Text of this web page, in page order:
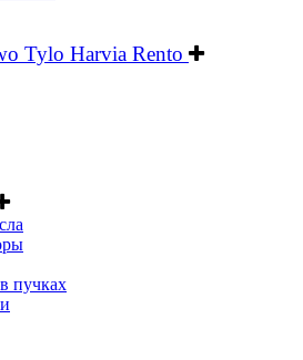
Tylo Harvia Rento
пучках